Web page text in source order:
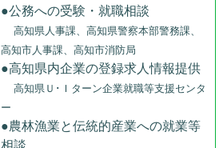
●公務への受験・就職相談
高知県人事課、高知県警察本部警務課、
高知市人事課、高知市消防局
●高知県内企業の登録求人情報提供
高知県Ｕ･Ｉターン企業就職等支援センタ
ー
●農林漁業と伝統的産業への就業等
相談